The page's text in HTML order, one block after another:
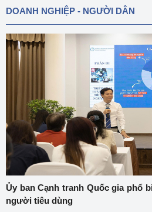
DOANH NGHIỆP - NGƯỜI DÂN
Ủy ban Cạnh tranh Quốc gia phổ
người tiêu dùng